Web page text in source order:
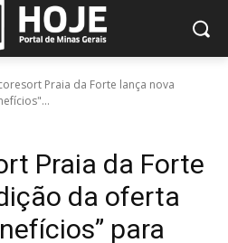
Praia da Forte lança nova
Praia da Forte
da oferta
para